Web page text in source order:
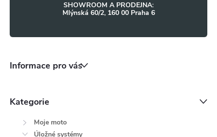
SHOWROOM A PRODEJNA:
Mlýnská 60/2, 160 00 Praha 6
Informace pro vás
Kategorie
Moje moto
Úložné systémy